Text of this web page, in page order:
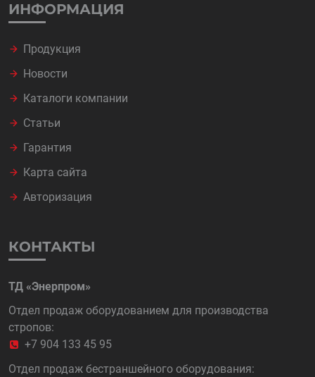
ИНФОРМАЦИЯ
Продукция
Новости
Каталоги компании
Статьи
Гарантия
Карта сайта
Авторизация
КОНТАКТЫ
ТД «Энерпром»
Отдел продаж оборудованием для производства
стропов:
+7 904 133 45 95
Отдел продаж бестраншейного оборудования: